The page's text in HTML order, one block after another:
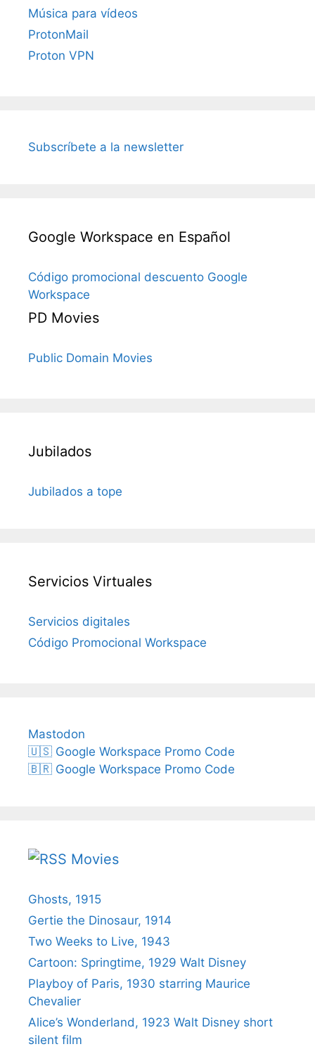
Música para vídeos
ProtonMail
Proton VPN
Subscríbete a la newsletter
Google Workspace en Español
Código promocional descuento Google
Workspace
PD Movies
Public Domain Movies
Jubilados
Jubilados a tope
Servicios Virtuales
Servicios digitales
Código Promocional Workspace
Mastodon
🇺🇸 Google Workspace Promo Code
🇧🇷 Google Workspace Promo Code
Movies
Ghosts, 1915
Gertie the Dinosaur, 1914
Two Weeks to Live, 1943
Cartoon: Springtime, 1929 Walt Disney
Playboy of Paris, 1930 starring Maurice
Chevalier
Alice’s Wonderland, 1923 Walt Disney short
silent film